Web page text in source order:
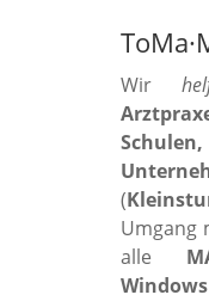
Wir
(
Umgang
alle
Windows